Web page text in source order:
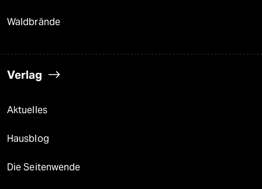
Waldbrände
Verlag
Aktuelles
Hausblog
Die Seitenwende